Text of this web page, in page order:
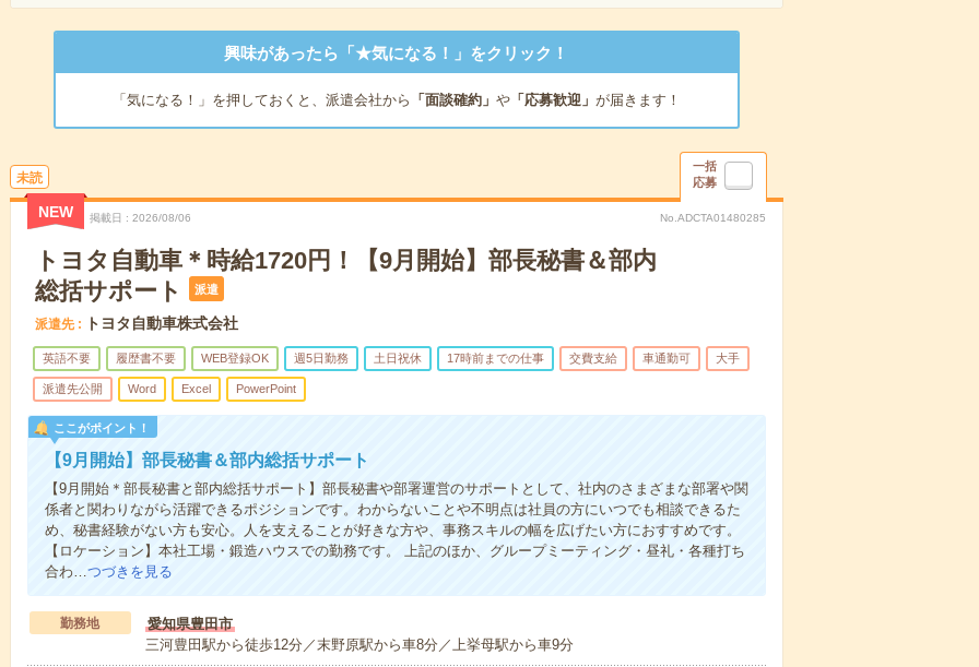
興味があったら「★気になる！」をクリック！
「気になる！」を押しておくと、派遣会社から 「面談確約」 や「応募歓迎」 が届きます！
未読
一括
応募
NEW 掲載日 2026/08/06 No.ADCTA01480285
トヨタ自動車＊時給1720円！【9月開始】部長秘書＆部内
総括サポート
派遣
派遣先 トヨタ自動車株式会社
英語不要 履歴書不要 WEB登録OK 週5日勤務 土日祝休 17時前までの仕事 交費支給 車通勤可 大手
派遣先公開 Word Excel PowerPoint
ここがポイント！
【9月開始】部長秘書＆部内総括サポート
【9月開始＊部長秘書と部内総括サポート】部長秘書や部署運営のサポートとして、社内のさまざまな部署や関
係者と関わりながら活躍できるポジションです。わからないことや不明点は社員の方にいつでも相談できるた
め、秘書経験がない方も安心。人を支えることが好きな方や、事務スキルの幅を広げたい方におすすめです。
【ロケーション】本社工場・鍛造ハウスでの勤務です。 上記のほか、グループミーティング・昼礼・各種打ち
合わ… つづきを見る
勤務地
愛知県豊田市
三河豊田駅から徒歩12分／末野原駅から車8分／上挙母駅から車9分